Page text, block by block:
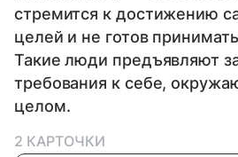
стремится к достижению
целей и не готов
Такие люди предъявляют
требования к себе,
целом.
2 КАРТОЧКИ